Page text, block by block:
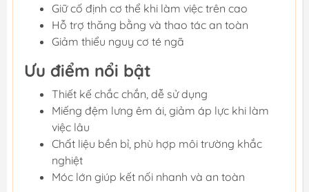
Giữ cố định cơ thể khi làm việc trên cao
Hỗ trợ thăng bằng và thao tác an toàn
Giảm thiểu nguy cơ té ngã
Ưu điểm nổi bật
Thiết kế chắc chắn, dễ sử dụng
Miếng đệm lưng êm ái, giảm áp lực khi làm
việc lâu
Chất liệu bền bỉ, phù hợp môi trường khắc
nghiệt
Móc lớn giúp kết nối nhanh và an toàn